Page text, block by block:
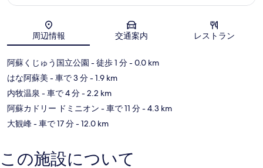
地図
周辺情報 交通案内 レストラン
阿蘇くじゅう国立公園 - 徒歩 1 分- 0.0 km
はな阿蘇美 - 車で 3 分- 1.9 km
内牧温泉 - 車で 4 分- 2.2 km
阿蘇カドリー ドミニオン - 車で 11 分- 4.3 km
大観峰- 車で 17 分- 12.0 km
この施設について